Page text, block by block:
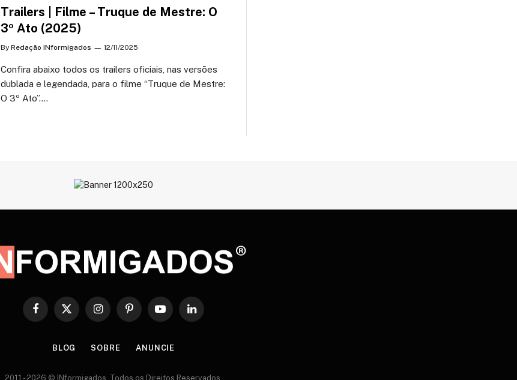
Trailers | Filme – Truque de Mestre: O
3º Ato (2025)
By Redação INformigados 12/11/2025
Confira abaixo todos os trailers oficiais, nas versões
dublada e legendada, para o filme “Truque de Mestre:
O 3º Ato”.…
Facebook
X
InstagramPinterestYouTubeLinkedIn
BLOG SOBRE ANUNCIE
2011 - 2026 © INformigados. Todos os Direitos Reservados.